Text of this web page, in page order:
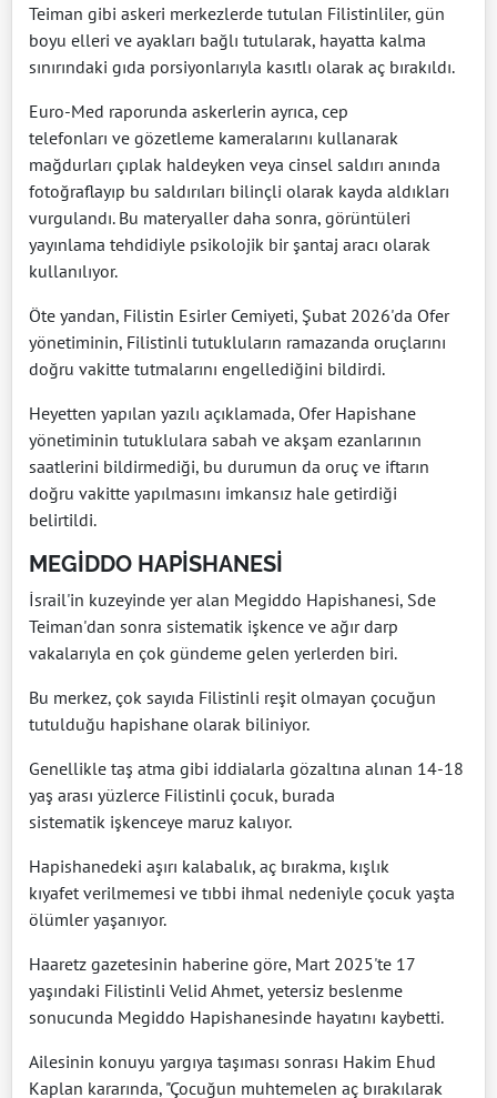
Teiman gibi askeri merkezlerde tutulan Filistinliler, gün
boyu elleri ve ayakları bağlı tutularak, hayatta kalma
sınırındaki gıda porsiyonlarıyla kasıtlı olarak aç bırakıldı.
Euro-Med raporunda askerlerin ayrıca, cep
telefonları ve gözetleme kameralarını kullanarak
mağdurları çıplak haldeyken veya cinsel saldırı anında
fotoğraflayıp bu saldırıları bilinçli olarak kayda aldıkları
vurgulandı. Bu materyaller daha sonra, görüntüleri
yayınlama tehdidiyle psikolojik bir şantaj aracı olarak
kullanılıyor.
Öte yandan, Filistin Esirler Cemiyeti, Şubat 2026'da Ofer
yönetiminin, Filistinli tutukluların ramazanda oruçlarını
doğru vakitte tutmalarını engellediğini bildirdi.
Heyetten yapılan yazılı açıklamada, Ofer Hapishane
yönetiminin tutuklulara sabah ve akşam ezanlarının
saatlerini bildirmediği, bu durumun da oruç ve iftarın
doğru vakitte yapılmasını imkansız hale getirdiği
belirtildi.
MEGİDDO HAPİSHANESİ
İsrail'in kuzeyinde yer alan Megiddo Hapishanesi, Sde
Teiman'dan sonra sistematik işkence ve ağır darp
vakalarıyla en çok gündeme gelen yerlerden biri.
Bu merkez, çok sayıda Filistinli reşit olmayan çocuğun
tutulduğu hapishane olarak biliniyor.
Genellikle taş atma gibi iddialarla gözaltına alınan 14-18
yaş arası yüzlerce Filistinli çocuk, burada
sistematik işkenceye maruz kalıyor.
Hapishanedeki aşırı kalabalık, aç bırakma, kışlık
kıyafet verilmemesi ve tıbbi ihmal nedeniyle çocuk yaşta
ölümler yaşanıyor.
Haaretz gazetesinin haberine göre, Mart 2025'te 17
yaşındaki Filistinli Velid Ahmet, yetersiz beslenme
sonucunda Megiddo Hapishanesinde hayatını kaybetti.
Ailesinin konuyu yargıya taşıması sonrası Hakim Ehud
Kaplan kararında, "Çocuğun muhtemelen aç bırakılarak